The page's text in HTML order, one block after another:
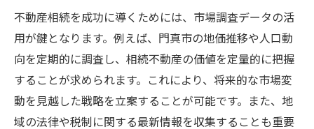
不動産相続を成功に導くためには、市場調査データの活
用が鍵となります。例えば、門真市の地価推移や人口動
向を定期的に調査し、相続不動産の価値を定量的に把握
することが求められます。これにより、将来的な市場変
動を見越した戦略を立案することが可能です。また、地
域の法律や税制に関する最新情報を収集することも重要